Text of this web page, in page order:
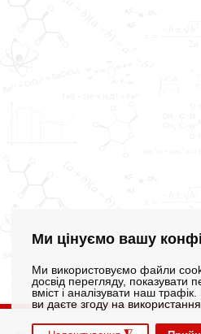
Ми цінуємо вашу
Ми використовуємо файли
досвід перегляду, показувати
вміст і аналізувати наш
ви даєте згоду на